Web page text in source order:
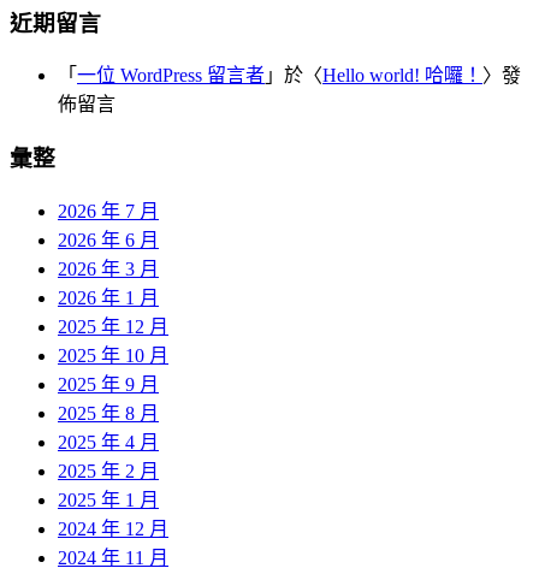
近期留言
「 一位 WordPress 留言者 」於〈Hello world! 哈囉！ 〉發
佈留言
彙整
2026 年 7 月
2026 年 6 月
2026 年 3 月
2026 年 1 月
2025 年 12 月
2025 年 10 月
2025 年 9 月
2025 年 8 月
2025 年 4 月
2025 年 2 月
2025 年 1 月
2024 年 12 月
2024 年 11 月